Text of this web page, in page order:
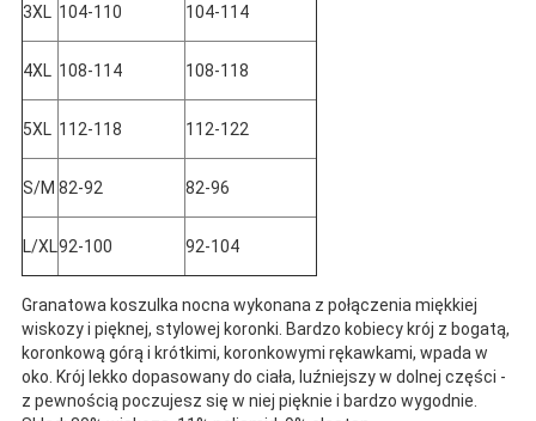
3XL 104-110 104-114
4XL 108-114 108-118
5XL 112-118 112-122
S/M 82-92 82-96
L/XL92-100 92-104
Granatowa koszulka nocna wykonana z połączenia miękkiej
wiskozy i pięknej, stylowej koronki. Bardzo kobiecy krój z bogatą,
koronkową górą i krótkimi, koronkowymi rękawkami, wpada w
oko. Krój lekko dopasowany do ciała, luźniejszy w dolnej części -
z pewnością poczujesz się w niej pięknie i bardzo wygodnie.